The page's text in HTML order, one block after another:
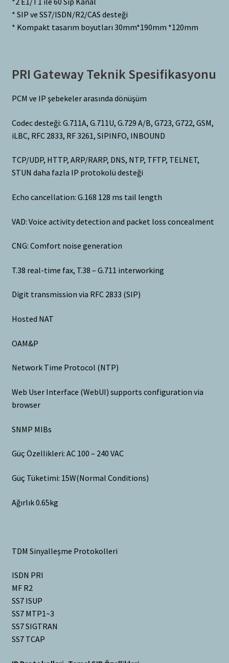
* SIP ve SS7/ISDN/R2/CAS desteği
* Kompakt tasarım boyutları 30mm*190mm *120mm
PRI Gateway Teknik Spesifikasyonu
PCM ve IP şebekeler arasında dönüşüm
Codec desteği: G.711A, G.711U, G.729 A/B, G723, G722, GSM,
iLBC, RFC 2833, RF 3261, SIPINFO, INBOUND
TCP/UDP, HTTP, ARP/RARP, DNS, NTP, TFTP, TELNET,
STUN daha fazla IP protokolü desteği
Echo cancellation: G.168 128 ms tail length
VAD: Voice activity detection and packet loss concealment
CNG: Comfort noise generation
T.38 real-time fax, T.38 – G.711 interworking
Digit transmission via RFC 2833 (SIP)
Hosted NAT
OAM&P
Network Time Protocol (NTP)
Web User Interface (WebUI) supports configuration via
browser
SNMP MIBs
Güç Özellikleri: AC 100 – 240 VAC
Güç Tüketimi: 15W(Normal Conditions)
Ağırlık 0.65kg
TDM Sinyalleşme Protokolleri
ISDN PRI
MF R2
SS7 ISUP
SS7 MTP1~3
SS7 SIGTRAN
SS7 TCAP